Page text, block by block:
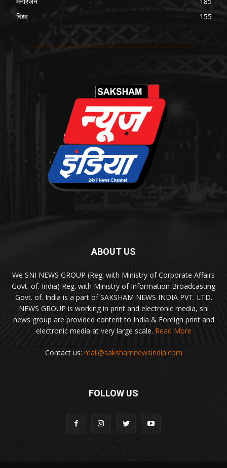
विश्व
155
ABOUT US
We SNI NEWS GROUP (Reg. with Ministry of Corporate Affairs
Govt. of. India) Reg. with Ministry of Information Broadcasting
Govt. of. India is a part of SAKSHAM NEWS INDIA PVT. LTD.
NEWS GROUP is working in print and electronic media, sni
news group are provided content to India & Foreign print and
electronic media at very large scale. Read More
Contact us: mail@sakshamnewsindia.com
FOLLOW US